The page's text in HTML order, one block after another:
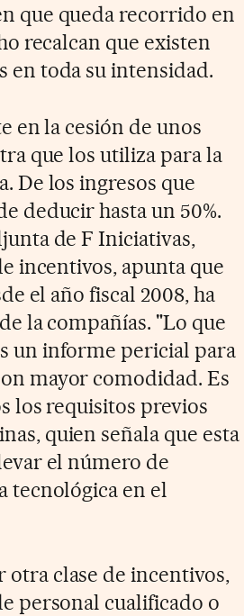
que queda recorrido en
recalcan que existen
en toda su intensidad.
en la cesión de unos
que los utiliza para la
De los ingresos que
deducir hasta un 50%.
de F Iniciativas,
incentivos, apunta que
el año fiscal 2008, ha
la compañías. "Lo que
un informe pericial para
mayor comodidad. Es
los requisitos previos
quien señala que esta
el número de
tecnológica en el
otra clase de incentivos,
personal cualificado o